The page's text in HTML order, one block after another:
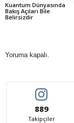
Kuantum Dünyasında
Bakış Açıları Bile
Belirsizdir
Yoruma kapalı.
889
Takipçiler